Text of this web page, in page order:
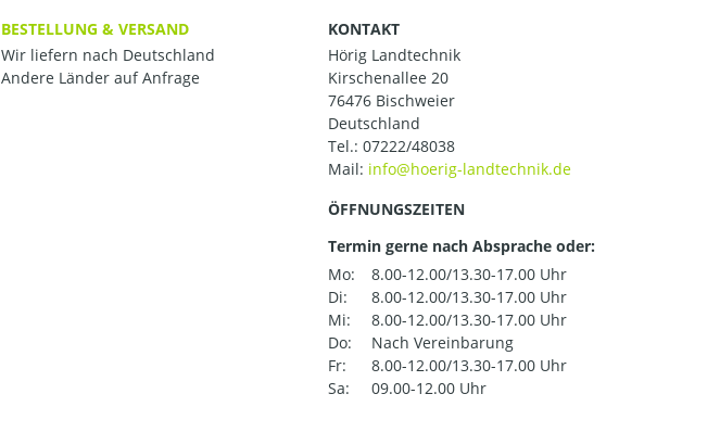
BESTELLUNG & VERSAND
Wir liefern nach Deutschland
Andere Länder auf Anfrage
KONTAKT
Hörig Landtechnik
Kirschenallee 20
76476 Bischweier
Deutschland
Tel.: 07222/48038
Mail:
ÖFFNUNGSZEITEN
Termin gerne nach Absprache oder:
Mo:
8.00-12.00/13.30-17.00 Uhr
Di:
8.00-12.00/13.30-17.00 Uhr
Mi:
8.00-12.00/13.30-17.00 Uhr
Do:
Nach Vereinbarung
Fr:
8.00-12.00/13.30-17.00 Uhr
Sa:
09.00-12.00 Uhr